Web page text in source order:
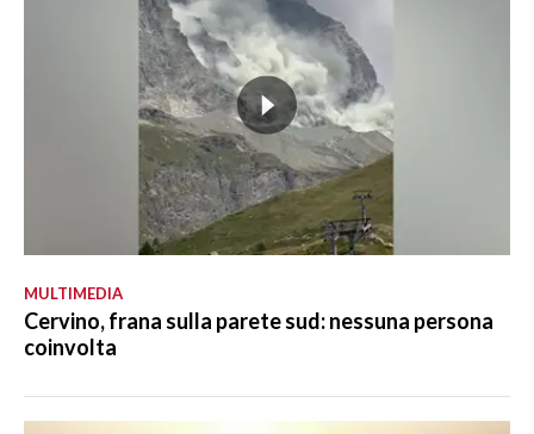
MULTIMEDIA
Cervino, frana sulla parete sud: nessuna persona
coinvolta